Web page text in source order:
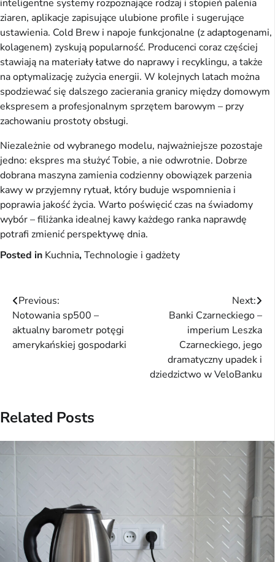
inteligentne systemy rozpoznające rodzaj i stopień palenia
ziaren, aplikacje zapisujące ulubione profile i sugerujące
ustawienia. Cold Brew i napoje funkcjonalne (z adaptogenami,
kolagenem) zyskują popularność. Producenci coraz częściej
stawiają na materiały łatwe do naprawy i recyklingu, a także
na optymalizację zużycia energii. W kolejnych latach można
spodziewać się dalszego zacierania granicy między domowym
ekspresem a profesjonalnym sprzętem barowym – przy
zachowaniu prostoty obsługi.
Niezależnie od wybranego modelu, najważniejsze pozostaje
jedno: ekspres ma służyć Tobie, a nie odwrotnie. Dobrze
dobrana maszyna zamienia codzienny obowiązek parzenia
kawy w przyjemny rytuał, który buduje wspomnienia i
poprawia jakość życia. Warto poświęcić czas na świadomy
wybór – filiżanka idealnej kawy każdego ranka naprawdę
potrafi zmienić perspektywę dnia.
Posted in Kuchnia,Technologie i gadżety
Nawigacja
wpisu
Previous:
Notowania sp500 –
aktualny barometr potęgi
amerykańskiej gospodarki
Next:
Banki Czarneckiego –
imperium Leszka
Czarneckiego, jego
dramatyczny upadek i
dziedzictwo w VeloBanku
Related Posts